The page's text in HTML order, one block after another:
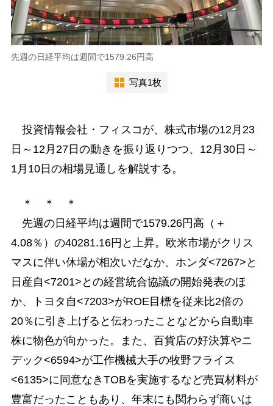
先週の日経平均は週間で1579.26円高
写真1枚
投資情報会社・フィスコが、株式市場の12月23
日～12月27日の動きを振り返りつつ、12月30日～
1月10日の相場見通しを解説する。
＊ ＊ ＊
先週の日経平均は週間で1579.26円高（＋
4.08％）の40281.16円と上昇。欧米市場がクリス
マスに伴い休場が相次いだなか、ホンダ<7267>と
日産自<7201>との経営統合協議の開始発表のほ
か、トヨタ自<7203>がROE目標を従来比2倍の
20％に引き上げると伝わったことなどから自動車
株に物色が向かった。また、百貨店の好決算やニ
デック<6594>が工作機械大手の牧野フライス
<6135>に同意なきTOBを実施するなど売買材料が
豊富だったこともあり、年末にも関わらず商いは